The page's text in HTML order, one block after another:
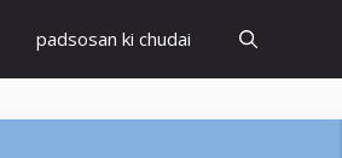
padsosan ki chudai